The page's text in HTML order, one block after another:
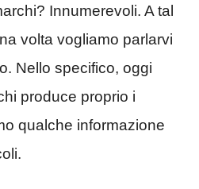
Innumerevoli. A tal
volta vogliamo parlarvi
Nello specifico, oggi
produce proprio i
qualche informazione